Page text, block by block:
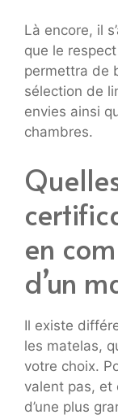
Là encore, il
que le
permettra de
sélection de
envies ainsi
chambres.
en
d’un
Il existe
les matelas,
votre choix.
valent pas, et
d’une plus